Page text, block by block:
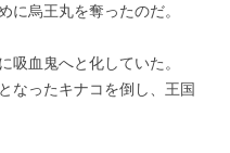
に烏王丸を奪ったのだ。
吸血鬼へと化していた。
なったキナコを倒し、王国